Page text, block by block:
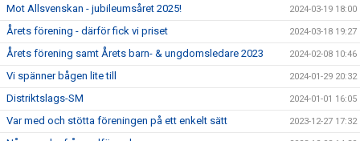
Mot Allsvenskan - jubileumsåret 2025! 2024-03-19 18:00
Årets förening - därför fick vi priset 2024-03-18 19:27
Årets förening samt Årets barn- & ungdomsledare 2023 2024-02-08 10:46
Vi spänner bågen lite till 2024-01-29 20:32
Distriktslags-SM 2024-01-01 16:05
Var med och stötta föreningen på ett enkelt sätt 2023-12-27 17:32